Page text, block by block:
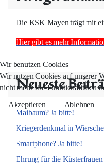
Die KSK Mayen trägt mit
Hier gibt es mehr
Neueste
Maibaum? Ja bitte!
Kriegerdenkmal in
Smartphone? Ja bitte!
Ehrung für die Küsterfrauen
Wir benutzen Cookies
Wir nutzen Cookies auf unserer
nicht mehr alle Funktionalitäten
Akzeptieren Ablehnen